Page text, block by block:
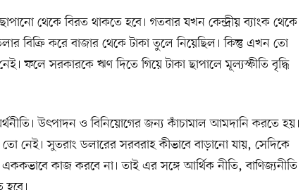
থেকে বিরত থাকতে হবে। গতবার যখন কেন্দ্রীয় ব্যাংক থেকে
বিক্রি করে বাজার থেকে টাকা তুলে নিয়েছিল। কিন্তু এখন তো
ফলে সরকারকে ঋণ দিতে গিয়ে টাকা ছাপালে মূল্যস্ফীতি বৃদ্ধি
উৎপাদন ও বিনিয়োগের জন্য কাঁচামাল আমদানি করতে হয়।
নেই। সুতরাং ডলারের সরবরাহ কীভাবে বাড়ানো যায়, সেদিকে
কাজ করবে না। তাই এর সঙ্গে আর্থিক নীতি, বাণিজ্যনীতি